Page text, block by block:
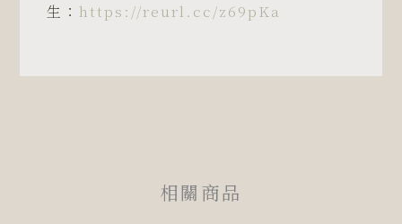
生： https://reurl.cc/z69pKa
相關商品